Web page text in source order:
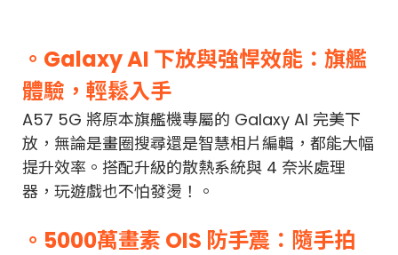
。Galaxy AI 下放與強悍效能：旗艦
體驗，輕鬆入手
A57 5G 將原本旗艦機專屬的 Galaxy AI 完美下
放，無論是畫圈搜尋還是智慧相片編輯，都能大幅
提升效率。搭配升級的散熱系統與 4 奈米處理
器，玩遊戲也不怕發燙！。
。5000萬畫素 OIS 防手震：隨手拍